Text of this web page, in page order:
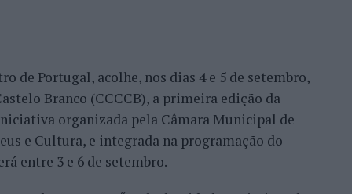
e o neerlandês Botic van de Zandschulp,
acabou eliminado pelo italiano Luciano
no quadro principal, iniciou a participação
de Portugal, acolhe, nos dias 4 e 5 de setembro,
Branco (CCCCB), a primeira edição da
organizada pela Câmara Municipal de
e Cultura, e integrada na programação do
entre 3 e 6 de setembro.